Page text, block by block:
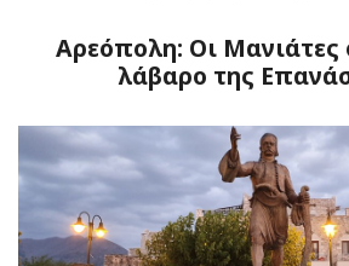
Αρεόπολη: Οι
λάβαρο της